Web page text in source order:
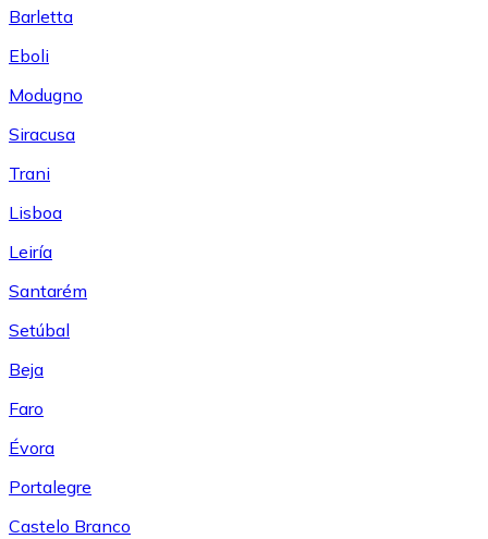
Barletta
Eboli
Modugno
Siracusa
Trani
Lisboa
Leiría
Santarém
Setúbal
Beja
Faro
Évora
Portalegre
Castelo Branco